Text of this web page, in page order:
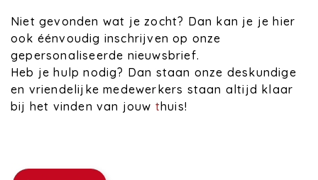
Niet gevonden wat je zocht? Dan kan je je hier
ook éénvoudig inschrijven op onze
gepersonaliseerde nieuwsbrief.
Heb je hulp nodig? Dan staan onze deskundige
en vriendelijke medewerkers staan altijd klaar
bij het vinden van jouw thuis!